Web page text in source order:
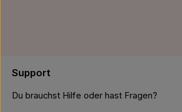
Support
Du brauchst Hilfe oder hast Fragen?